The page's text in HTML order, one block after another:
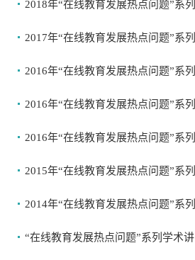
2018年“在线教育发展热点问题”系列学术讲座（第一期）
2017年“在线教育发展热点问题”系列学术讲座（第一期）
2016年“在线教育发展热点问题”系列学术讲座（第四期）
2016年“在线教育发展热点问题”系列学术讲座（第三期）
2016年“在线教育发展热点问题”系列学术讲座（第一期）
2015年“在线教育发展热点问题”系列学术讲座（第一期）
2014年“在线教育发展热点问题”系列学术讲座（第二期）
“在线教育发展热点问题”系列学术讲座（第五期）